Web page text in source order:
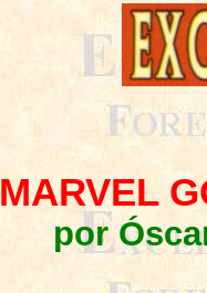
MARVEL
por